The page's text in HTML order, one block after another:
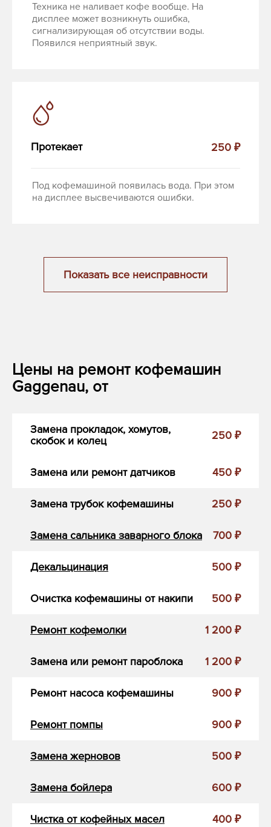
Техника не наливает кофе вообще. На
дисплее может возникнуть ошибка,
сигнализирующая об отсутствии воды.
Появился неприятный звук.
Протекает 250 ₽
Под кофемашиной появилась вода. При этом
на дисплее высвечиваются ошибки.
Показать все неисправности
Цены на ремонт кофемашин
Gaggenau, от
Замена прокладок, хомутов,
скобок и колец
250 ₽
Замена или ремонт датчиков 450 ₽
Замена трубок кофемашины 250 ₽
Замена сальника заварного блока 700 ₽
Декальцинация 500 ₽
Очистка кофемашины от накипи 500 ₽
Ремонт кофемолки 1 200 ₽
Замена или ремонт пароблока 1 200 ₽
Ремонт насоса кофемашины 900 ₽
Ремонт помпы 900 ₽
Замена жерновов 500 ₽
Замена бойлера 600 ₽
Чистка от кофейных масел 400 ₽